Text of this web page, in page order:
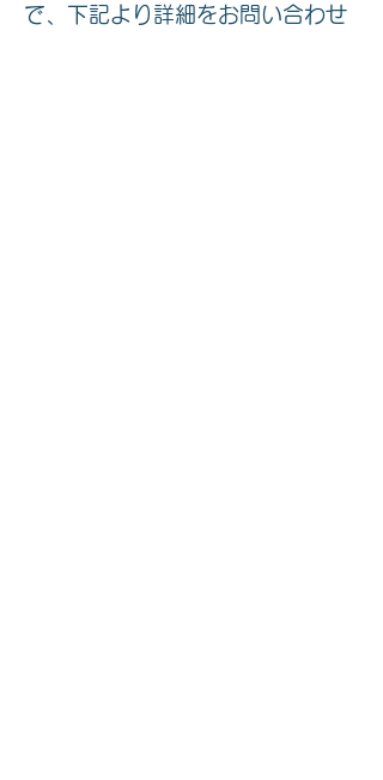
で、下記より詳細をお問い合わせ